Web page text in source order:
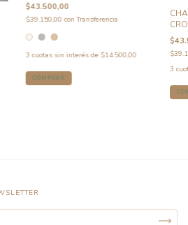
$43.500,00
$39.150,00con Transferencia
3 cuotas sin interés de $14.500,00
COMPRAR
3